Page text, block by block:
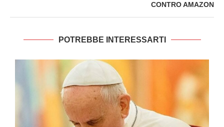
CONTRO AMAZON
POTREBBE INTERESSARTI